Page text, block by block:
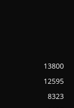
13800
12595
8323